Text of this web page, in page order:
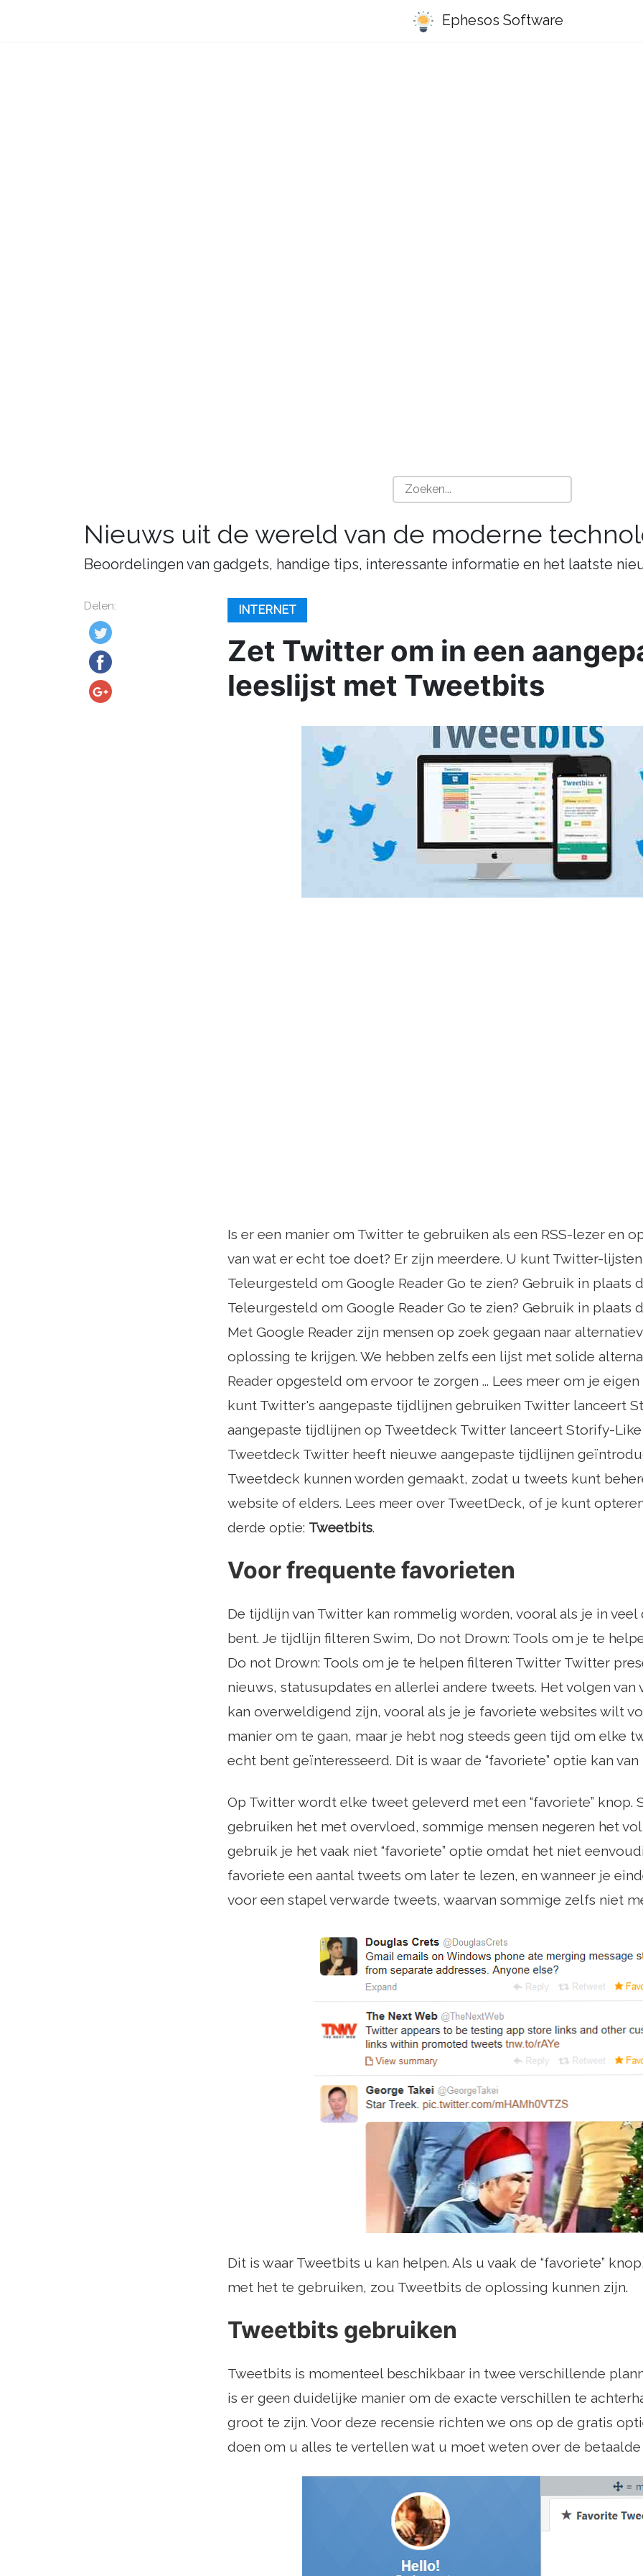
Ephesos Software
Nieuws uit de wereld van de moderne
Beoordelingen van gadgets, handige tips, interessante informatie en het laatste
Delen: INTERNET
Zet Twitter om in een
leeslijst met Tweetbits
Is er een manier om Twitter te gebruiken als een RSS-lezer en
van wat er echt toe doet? Er zijn meerdere. U kunt Twitter-
Teleurgesteld om Google Reader Go te zien? Gebruik in plaats
Teleurgesteld om Google Reader Go te zien? Gebruik in plaats
Met Google Reader zijn mensen op zoek gegaan naar
oplossing te krijgen. We hebben zelfs een lijst met solide
Reader opgesteld om ervoor te zorgen ... Lees meer om je
kunt Twitter's aangepaste tijdlijnen gebruiken Twitter lanceert
aangepaste tijdlijnen op Tweetdeck Twitter lanceert Storify-
Tweetdeck Twitter heeft nieuwe aangepaste tijdlijnen
Tweetdeck kunnen worden gemaakt, zodat u tweets kunt
website of elders. Lees meer over TweetDeck, of je kunt
derde optie: Tweetbits.
Voor frequente favorieten
De tijdlijn van Twitter kan rommelig worden, vooral als je in
bent. Je tijdlijn filteren Swim, Do not Drown: Tools om je te
Do not Drown: Tools om je te helpen filteren Twitter Twitter
nieuws, statusupdates en allerlei andere tweets. Het volgen
kan overweldigend zijn, vooral als je je favoriete websites wilt
manier om te gaan, maar je hebt nog steeds geen tijd om elke
echt bent geïnteresseerd. Dit is waar de “favoriete” optie kan van
Op Twitter wordt elke tweet geleverd met een “favoriete” knop.
gebruiken het met overvloed, sommige mensen negeren het
gebruik je het vaak niet “favoriete” optie omdat het niet
favoriete een aantal tweets om later te lezen, en wanneer je
voor een stapel verwarde tweets, waarvan sommige zelfs niet
Dit is waar Tweetbits u kan helpen. Als u vaak de “favoriete”
met het te gebruiken, zou Tweetbits de oplossing kunnen zijn.
Tweetbits gebruiken
Tweetbits is momenteel beschikbaar in twee verschillende
is er geen duidelijke manier om de exacte verschillen te
groot te zijn. Voor deze recensie richten we ons op de gratis
doen om u alles te vertellen wat u moet weten over de betaalde